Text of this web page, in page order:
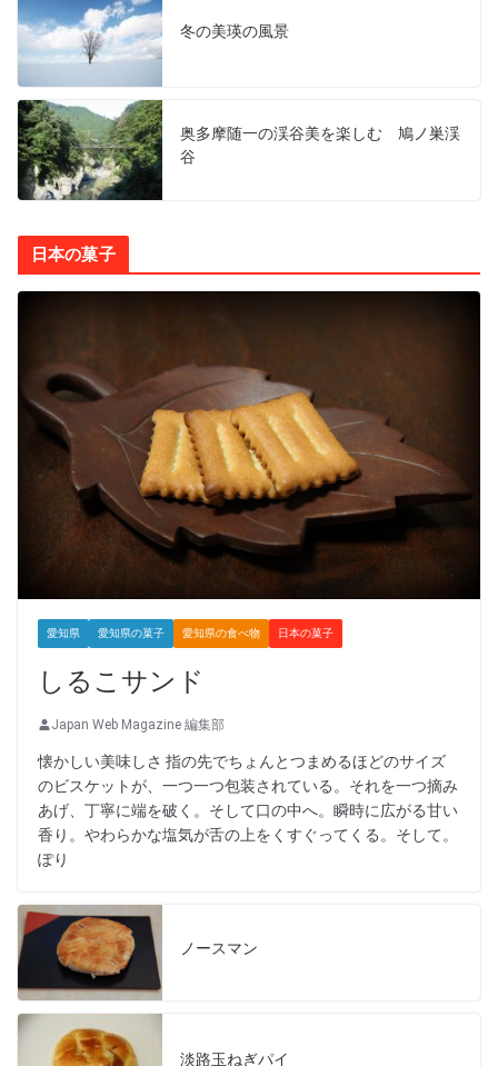
冬の美瑛の風景
奥多摩随一の渓谷美を楽しむ 鳩ノ巣渓
谷
日本の菓子
愛知県 愛知県の菓子 愛知県の食べ物 日本の菓子
しるこサンド
Japan Web Magazine 編集部
懐かしい美味しさ 指の先でちょんとつまめるほどのサイズ
のビスケットが、一つ一つ包装されている。それを一つ摘み
あげ、丁寧に端を破く。そして口の中へ。瞬時に広がる甘い
香り。やわらかな塩気が舌の上をくすぐってくる。そして。
ぽり
ノースマン
淡路玉ねぎパイ